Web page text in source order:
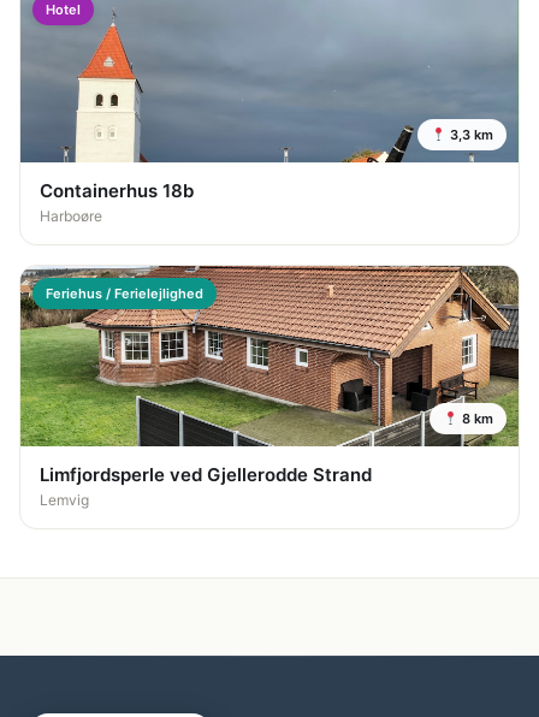
Hotel
3,3 km
Containerhus 18b
Harboøre
Feriehus / Ferielejlighed
8 km
Limfjordsperle ved Gjellerodde Strand
Lemvig